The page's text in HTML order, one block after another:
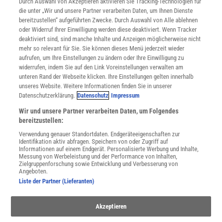
Mediadaten
Datenschutz
Nutzungsbedingungen
Cookie-Einstellungen
Utiq verwalten
Nutzungsbasierte Onlinewerbung
Alle Artikel
Impressum
Angebote für Schulen
Angebote für Institutionen
Sprachen lernen mit Gymglish
Lexika
Für Spektrum schreiben
Zugänglichkeitserklärung
WEBSEITEN
KielSCN
Wissenschaft in die Schulen
SciLogs
die unter „Wir und unsere Partner verarbeiten Daten, um Ihnen Dienste
bereitzustellen“ aufgeführten Zwecke. Durch Auswahl von Alle ablehnen
oder Widerruf Ihrer Einwilligung werden diese deaktiviert. Wenn Tracker
deaktiviert sind, sind manche Inhalte und Anzeigen möglicherweise nicht
mehr so relevant für Sie. Sie können dieses Menü jederzeit wieder
aufrufen, um Ihre Einstellungen zu ändern oder Ihre Einwilligung zu
widerrufen, indem Sie auf den Link Voreinstellungen verwalten am
unteren Rand der Webseite klicken. Ihre Einstellungen gelten innerhalb
unseres Website. Weitere Informationen finden Sie in unserer
Datenschutzerklärung. Datenschutz Impressum
Wir und unsere Partner verarbeiten Daten, um Folgendes
bereitzustellen:
Verwendung genauer Standortdaten. Endgeräteeigenschaften zur
Identifikation aktiv abfragen. Speichern von oder Zugriff auf
Informationen auf einem Endgerät. Personalisierte Werbung und Inhalte,
Messung von Werbeleistung und der Performance von Inhalten,
Zielgruppenforschung sowie Entwicklung und Verbesserung von
Angeboten.
Liste der Partner (Lieferanten)
Akzeptieren